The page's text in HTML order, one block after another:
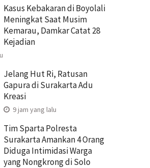
Kasus Kebakaran di Boyolali
Meningkat Saat Musim
Kemarau, Damkar Catat 28
Kejadian
Jelang Hut Ri, Ratusan
Gapura di Surakarta Adu
Kreasi
9 jam yang lalu
Tim Sparta Polresta
Surakarta Amankan 4 Orang
Diduga Intimidasi Warga
yang Nongkrong di Solo